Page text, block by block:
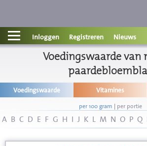
Contact
Informatie
Inloggen Registreren Nieuws
Voedingswaarde van
Voedingswaarde Vitamines
per 100 gram | per portie
A B C D E F G H I J K L M N O P Q